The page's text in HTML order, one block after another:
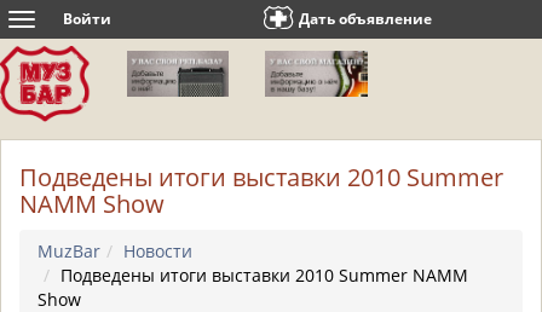
Toggle
navigation
Войти Дать объявление
Подведены итоги выставки 2010 Summer
NAMM Show
MuzBar
Новости
Подведены итоги выставки 2010 Summer NAMM
Show